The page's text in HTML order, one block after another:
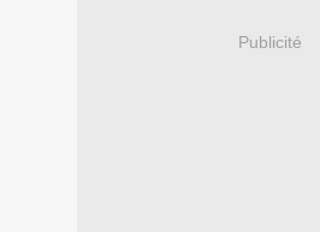
Publicité